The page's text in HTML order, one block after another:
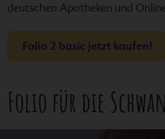
deutschen Apotheken und
Folio 2 basic jetzt kaufen!
Folio für die